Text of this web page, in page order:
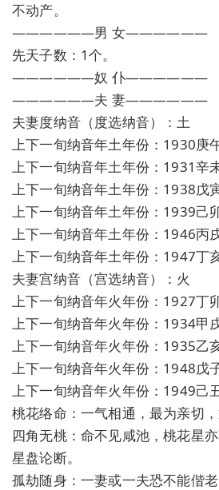
不动产。
——————男 女——————
先天子数：1个。
——————奴 仆——————
——————夫 妻——————
夫妻度纳音（度选纳音）：土
上下一旬纳音年土年份：1930庚
上下一旬纳音年土年份：1931辛
上下一旬纳音年土年份：1938戊
上下一旬纳音年土年份：1939己
上下一旬纳音年土年份：1946丙
上下一旬纳音年土年份：1947丁
夫妻宫纳音（宫选纳音）：火
上下一旬纳音年火年份：1927丁
上下一旬纳音年火年份：1934甲
上下一旬纳音年火年份：1935乙
上下一旬纳音年火年份：1948戊
上下一旬纳音年火年份：1949己
桃花络命：一气相通，最为亲切，
四角无桃：命不见咸池，桃花星
星盘论断。
孤劫随身：一妻或一夫恐不能偕